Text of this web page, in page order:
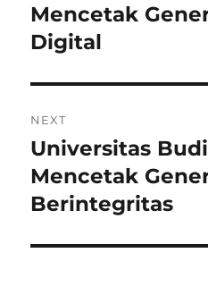
post:
Mencetak
Digital
NEXT
Next
post:
Universitas
Mencetak
Berintegritas